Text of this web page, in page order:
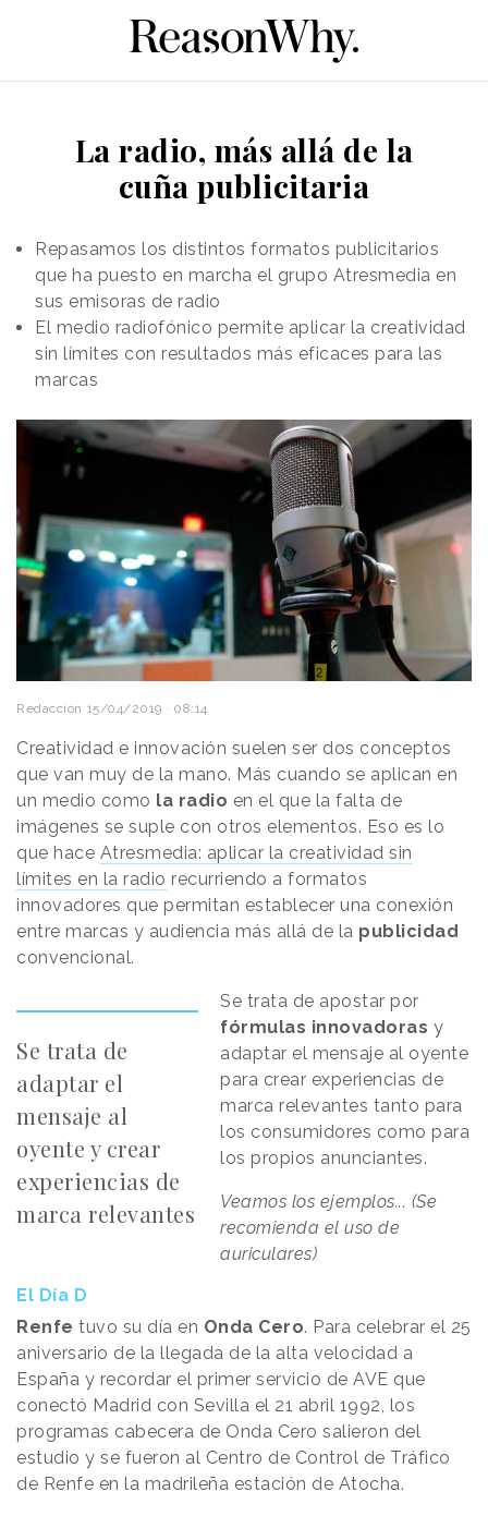
La radio, más allá de la
cuña publicitaria
Repasamos los distintos formatos publicitarios
que ha puesto en marcha el grupo Atresmedia en
sus emisoras de radio
El medio radiofónico permite aplicar la creatividad
sin límites con resultados más eficaces para las
marcas
Redacción 15/04/2019 · 08:14
Creatividad e innovación suelen ser dos conceptos
que van muy de la mano. Más cuando se aplican en
un medio como la radio en el que la falta de
imágenes se suple con otros elementos. Eso es lo
que hace Atresmedia: aplicar la creatividad sin
límites en la radio recurriendo a formatos
innovadores que permitan establecer una conexión
entre marcas y audiencia más allá de la publicidad
convencional.
Se trata de
adaptar el
mensaje al
oyente y crear
experiencias de
marca relevantes
Se trata de apostar por
fórmulas innovadoras y
adaptar el mensaje al oyente
para crear experiencias de
marca relevantes tanto para
los consumidores como para
los propios anunciantes.
Veamos los ejemplos... (Se
recomienda el uso de
auriculares)
El Día D
Renfe tuvo su día en Onda Cero. Para celebrar el 25
aniversario de la llegada de la alta velocidad a
España y recordar el primer servicio de AVE que
conectó Madrid con Sevilla el 21 abril 1992, los
programas cabecera de Onda Cero salieron del
estudio y se fueron al Centro de Control de Tráfico
de Renfe en la madrileña estación de Atocha.